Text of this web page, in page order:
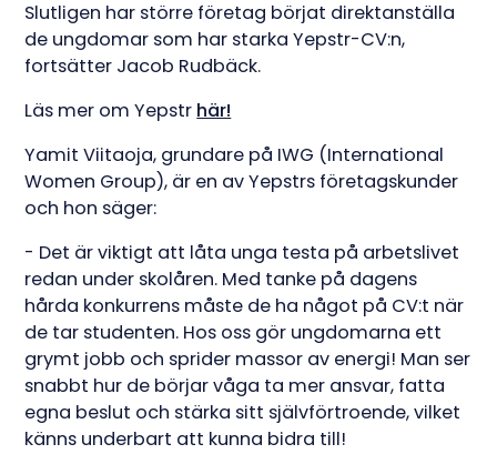
Slutligen har större företag börjat direktanställa
de ungdomar som har starka Yepstr-CV:n,
fortsätter Jacob Rudbäck.
Läs mer om Yepstr här!
Yamit Viitaoja, grundare på IWG (International
Women Group), är en av Yepstrs företagskunder
och hon säger:
- Det är viktigt att låta unga testa på arbetslivet
redan under skolåren. Med tanke på dagens
hårda konkurrens måste de ha något på CV:t när
de tar studenten. Hos oss gör ungdomarna ett
grymt jobb och sprider massor av energi! Man ser
snabbt hur de börjar våga ta mer ansvar, fatta
egna beslut och stärka sitt självförtroende, vilket
känns underbart att kunna bidra till!